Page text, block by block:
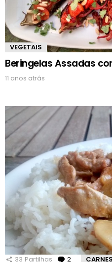
VEGETAIS
Beringelas Assadas
11 anos atrás
33 Partilhas 2 Comentários
CARNES